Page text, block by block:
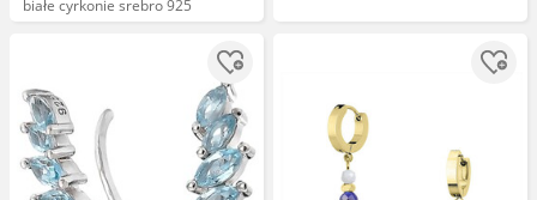
białe cyrkonie srebro 925